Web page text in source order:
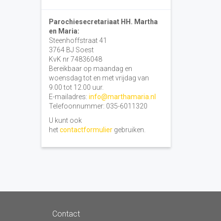
Parochiesecretariaat HH. Martha
en Maria:
Steenhoffstraat 41
3764 BJ Soest
KvK nr 74836048
Bereikbaar op maandag en
woensdag tot en met vrijdag van
9.00 tot 12.00 uur.
E-mailadres: info@marthamaria.nl
Telefoonnummer: 035-6011320
U kunt ook
hetcontactformuliergebruiken.
Contact